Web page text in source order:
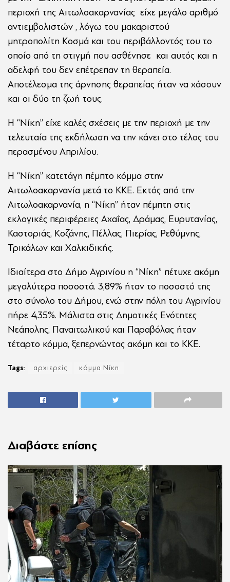
περιοχή της Αιτωλοακαρνανίας είχε μεγάλο αριθμό
αντιεμβολιστών , λόγω του μακαριστού
μητροπολίτη Κοσμά και του περιβάλλοντός του το
οποίο από τη στιγμή που ασθένησε και αυτός και η
αδελφή του δεν επέτρεπαν τη θεραπεία.
Αποτέλεσμα της άρνησης θεραπείας ήταν να χάσουν
και οι δύο τη ζωή τους.
Η “Νίκη” είχε καλές σχέσεις με την περιοχή με την
τελευταία της εκδήλωση να την κάνει στο τέλος του
περασμένου Απριλίου.
Η “Νίκη” κατετάγη πέμπτο κόμμα στην
Αιτωλοακαρνανία μετά το ΚΚΕ. Εκτός από την
Αιτωλοακαρνανία, η “Νίκη” ήταν πέμπτη στις
εκλογικές περιφέρειες Αχαΐας, Δράμας, Ευρυτανίας,
Καστοριάς, Κοζάνης, Πέλλας, Πιερίας, Ρεθύμνης,
Τρικάλων και Χαλκιδικής.
Ιδιαίτερα στο Δήμο Αγρινίου η “Νίκη” πέτυχε ακόμη
μεγαλύτερα ποσοστά. 3,89% ήταν το ποσοστό της
στο σύνολο του Δήμου, ενώ στην πόλη του Αγρινίου
πήρε 4,35%. Μάλιστα στις Δημοτικές Ενότητες
Νεάπολης, Παναιτωλικού και Παραβόλας ήταν
τέταρτο κόμμα, ξεπερνώντας ακόμη και το ΚΚΕ.
Tags: αρχιερείς κόμμα Νίκη
Διαβάστε επίσης